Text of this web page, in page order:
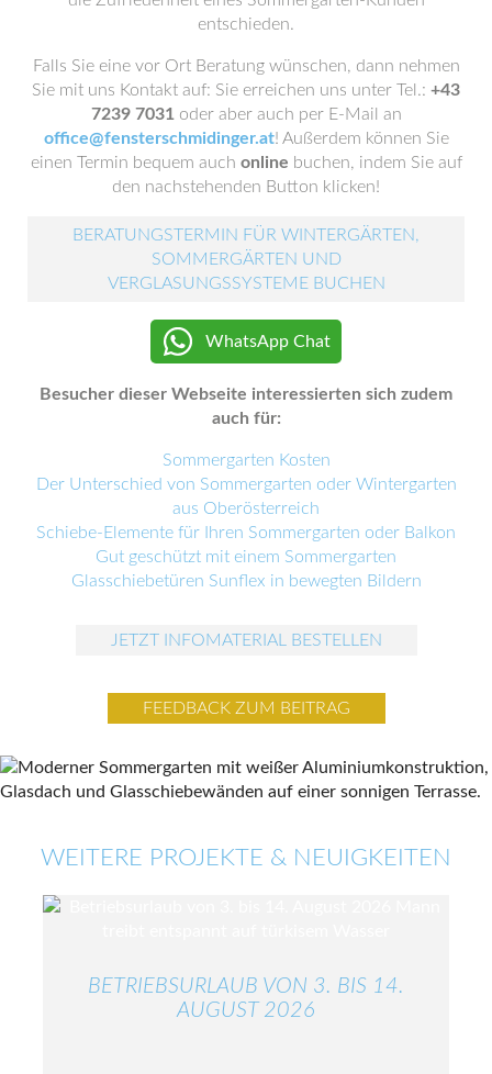
entschieden.
Falls Sie eine vor Ort Beratung wünschen, dann nehmen
Sie mit uns Kontakt auf: Sie erreichen uns unter Tel.: +43
7239 7031oder aber auch per E-Mail an
office@fensterschmidinger.at! Außerdem können Sie
einen Termin bequem auch online buchen, indem Sie auf
den nachstehenden Button klicken!
BERATUNGSTERMIN FÜR WINTERGÄRTEN,
SOMMERGÄRTEN UND
VERGLASUNGSSYSTEME BUCHEN
WhatsApp Chat
Besucher dieser Webseite interessierten sich zudem
auch für:
Sommergarten Kosten
Der Unterschied von Sommergarten oder Wintergarten
aus Oberösterreich
Schiebe-Elemente für Ihren Sommergarten oder Balkon
Gut geschützt mit einem Sommergarten
Glasschiebetüren Sunflex in bewegten Bildern
JETZT INFOMATERIAL BESTELLEN
FEEDBACK ZUM BEITRAG
WEITERE PROJEKTE & NEUIGKEITEN
BETRIEBSURLAUB VON 3. BIS 14.
AUGUST 2026